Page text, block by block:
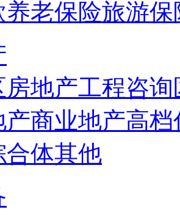
养老保险旅游保
房地产工程咨询
产商业地产高档
合体其他